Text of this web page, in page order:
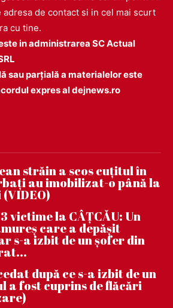
de contact si in cel mai scurt
cu tine.
in administrarea SC Actual
sau parțială a materialelor este
expres al dejnews.ro
străin a scos cuțitul în
au imobilizat-o până la
victime la CÂȚCĂU: Un
care a depășit
s-a izbit de un șofer din
după ce s-a izbit de un
a fost cuprins de flăcări